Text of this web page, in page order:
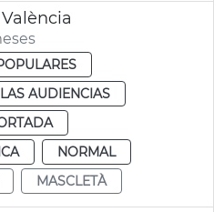
AUDIENCIAS
NORMAL
MASCLETÀ